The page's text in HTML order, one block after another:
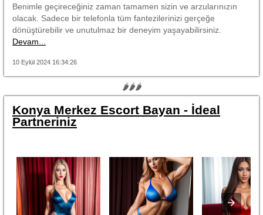
Benimle geçireceğiniz zaman tamamen sizin ve arzularınızın
olacak. Sadece bir telefonla tüm fantezilerinizi gerçeğe
dönüştürebilir ve unutulmaz bir deneyim yaşayabilirsiniz.
Devam...
10 Eylül 2024 16:34:26
🌶🌶🌶
Konya Merkez Escort Bayan - İdeal
Partneriniz